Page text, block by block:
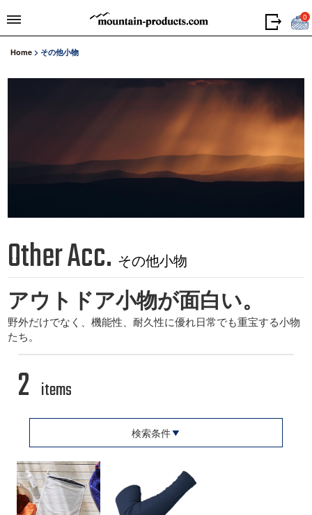
0
Home > その他小物
Other Acc. その他小物
アウトドア小物が面白い。
野外だけでなく、機能性、耐久性に優れ日常でも重宝する小物
たち。
2 items
検索条件